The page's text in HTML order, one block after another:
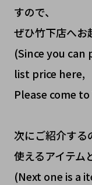
すので、
ぜひ竹下店へお
(Since you
list price here,
Please come
次にご紹介する
使えるアイテム
(Next one is a